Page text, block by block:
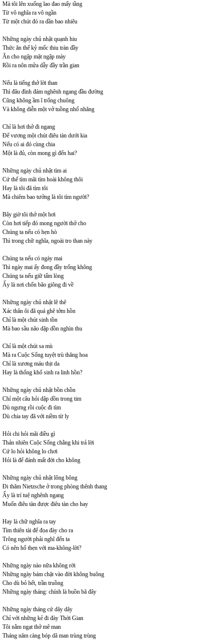
Mà tôi lên xuống lao đao mấy tầng
Từ vô nghĩa ra vô ngần
Từ một chút đó ra dần bao nhiêu
Những ngày chủ nhật quạnh hiu
Thức ăn thế kỷ mốc thiu tràn đầy
Ăn cho ngập mặt ngập mày
Rồi ra nôn mửa dẫy đầy trần gian
Nếu là tiếng thở lời than
Thì đâu đình đám nghênh ngang đầu đường
Cũng không ầm ĩ trống chuông
Và không diễn một vở tuồng nhố nhăng
Chỉ là hơi thở đi ngang
Để vương một chút điêu tàn dưới kia
Nếu có ai đó cùng chia
Một là đủ, còn mong gì đến hai?
Những ngày chủ nhật tìm ai
Cứ thế tìm mãi tìm hoài không thôi
Hay là tôi đã tìm tôi
Mà chiêm bao tưởng là tôi tìm người?
Bây giờ tôi thở một hơi
Còn hơi tiếp đó mong người thở cho
Chúng ta nếu có hẹn hò
Thì trong chữ nghĩa, ngoài tro than này
Chúng ta nếu có ngày mai
Thì ngày mai ấy đong đầy trống không
Chúng ta nếu giữ tấm lòng
Ấy là nơi chốn bão giông đi về
Những ngày chủ nhật lê thê
Xác thân ôi đã quá ghê tởm hồn
Chỉ là một chút sinh tồn
Mà bao sầu não dập dồn nghìn thu
Chỉ là một chút sa mù
Mà ra Cuộc Sống tuyệt trù thăng hoa
Chỉ là xương máu thịt da
Hay là thống khổ sinh ra linh hồn?
Những ngày chủ nhật bồn chồn
Chỉ một câu hỏi dập dồn trong tim
Dù ngưng rồi cuộc đi tìm
Dù chia tay đã với niềm từ ly
Hỏi chi hỏi mãi điều gì
Thản nhiên Cuộc Sống chẳng khi trả lời
Cứ lo hỏi không lo chơi
Hỏi là để đánh mất đời cho không
Những ngày chủ nhật lông bông
Đi thăm Nietzsche ở trong phòng thênh thang
Ấy là trí tuệ nghênh ngang
Muốn điêu tàn được điêu tàn cho hay
Hay là chữ nghĩa ra tay
Tìm thiên tài để đọa đày cho ra
Trông người phải nghĩ đến ta
Có nên hổ thẹn với ma-không-lời?
Những ngày nào nữa không rời
Những ngày bám chặt vào đời không buông
Cho dù bỏ hết, trần truồng
Những ngày tháng: chính là buồn bã đây
Những ngày tháng cứ dây dây
Chỉ với những kẻ đi đày Thời Gian
Tôi nằm ngạt thở mê man
Tháng năm càng bóp dã man trùng trùng